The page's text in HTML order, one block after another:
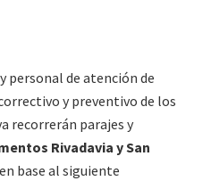
personal de atención de
y preventivo de los
recorrerán parajes y
Rivadavia y San
base al siguiente